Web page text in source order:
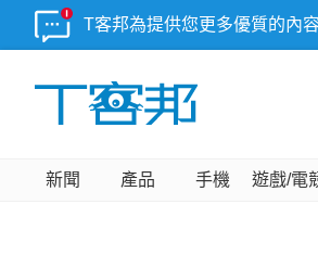
T客邦為提供您更多優質的內
新聞 產品 手機 遊戲/電